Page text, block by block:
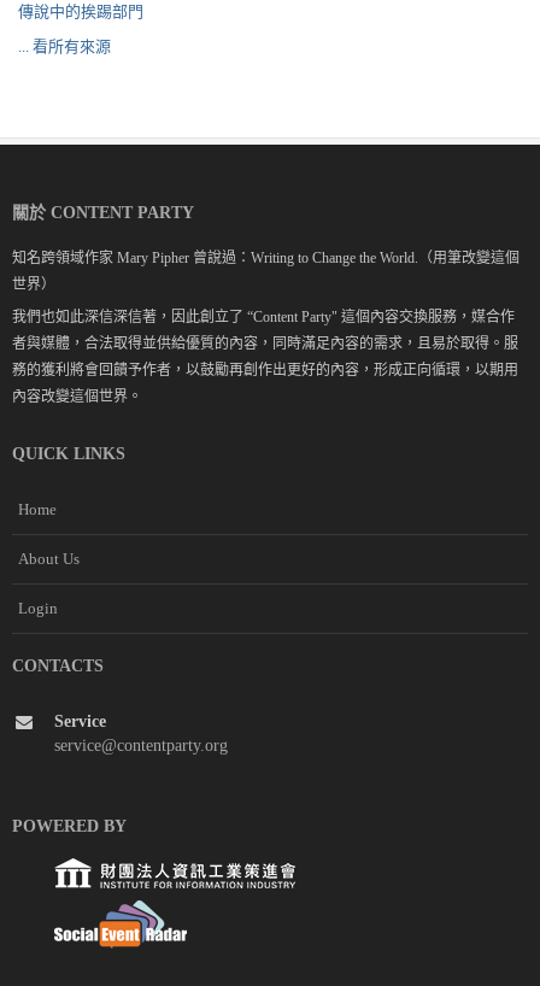
傳說中的挨踢部門
... 看所有來源
關於 CONTENT PARTY
知名跨領域作家 Mary Pipher 曾說過：Writing to Change the World.（用筆改變這個
世界）
我們也如此深信深信著，因此創立了 “Content Party" 這個內容交換服務，媒合作
者與媒體，合法取得並供給優質的內容，同時滿足內容的需求，且易於取得。服
務的獲利將會回饋予作者，以鼓勵再創作出更好的內容，形成正向循環，以期用
內容改變這個世界。
QUICK LINKS
Home
About Us
Login
CONTACTS
Service
service@contentparty.org
POWERED BY